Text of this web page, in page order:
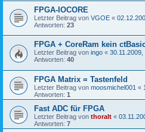
FPGA-IOCORE
Letzter Beitrag von VGOE «
Antworten: 23
FPGA + CoreRam kein
Letzter Beitrag von ingo « 30.11.2009,
Antworten: 40
FPGA Matrix = Tastenfeld
Letzter Beitrag von moosmichel001 «
Antworten: 1
Fast ADC für FPGA
Letzter Beitrag von thoralt «
Antworten: 7